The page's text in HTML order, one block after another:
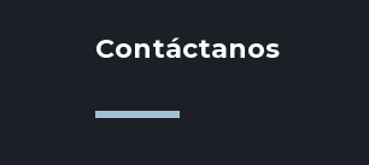
Contáctanos